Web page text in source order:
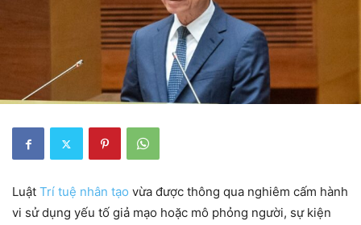
Luật Trí tuệ nhân tạo vừa được thông qua nghiêm cấm hành
vi sử dụng yếu tố giả mạo hoặc mô phỏng người, sự kiện